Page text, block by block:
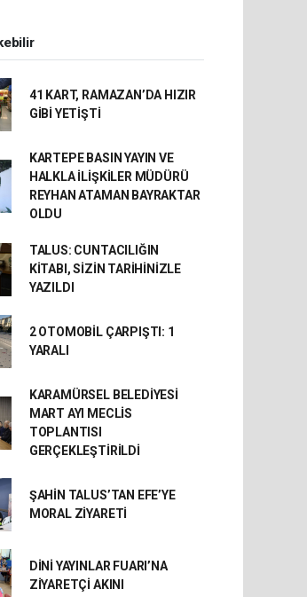
41 KART, RAMAZAN’DA HIZIR
GİBİ YETİŞTİ
KARTEPE BASIN YAYIN VE
HALKLA İLİŞKİLER MÜDÜRÜ
REYHAN ATAMAN BAYRAKTAR
OLDU
TALUS: CUNTACILIĞIN
KİTABI, SİZİN TARİHİNİZLE
YAZILDI
2 OTOMOBİL ÇARPIŞTI: 1
YARALI
KARAMÜRSEL BELEDİYESİ
MART AYI MECLİS
TOPLANTISI
GERÇEKLEŞTİRİLDİ
ŞAHİN TALUS’TAN EFE’YE
MORAL ZİYARETİ
DİNİ YAYINLAR FUARI’NA
ZİYARETÇİ AKINI